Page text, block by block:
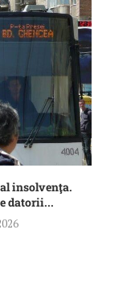
insolvenţa.
datorii...